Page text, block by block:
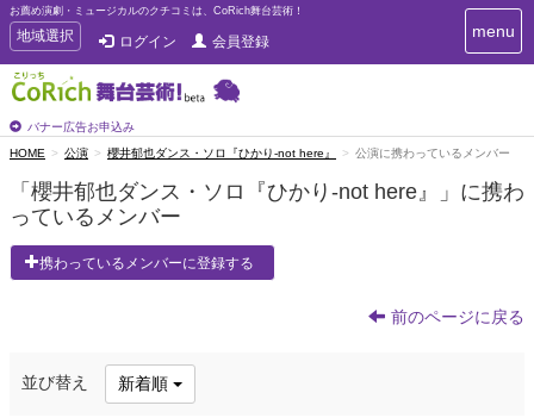
お薦め演劇・ミュージカルのクチコミは、CoRich舞台芸術！
T
o
g
g
e
n
v
i
t
地域選択 ログイン 会員登録
バナー広告お申込み
T
o
e
a
t
menu
HOME 公演 櫻井郁也ダンス・ソロ『ひかり-not here』 公演に携わっているメンバー
「櫻井郁也ダンス・ソロ『ひかり-not here』」に携わ
っているメンバー
携わっているメンバーに登録する
前のページに戻る
並び替え 新着順